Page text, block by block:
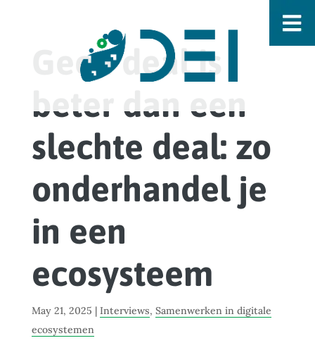
Geen deal is
beter dan een
slechte deal: zo
onderhandel je
in een
ecosysteem
May 21, 2025 | Interviews, Samenwerken in digitale
ecosystemen